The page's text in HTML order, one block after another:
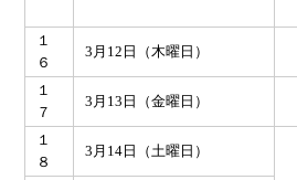
１
６
3月12日（木曜日）
１
７
3月13日（金曜日）
１
８
3月14日（土曜日）